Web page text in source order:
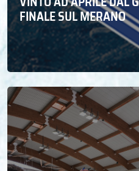
FINALE SUL MERANO